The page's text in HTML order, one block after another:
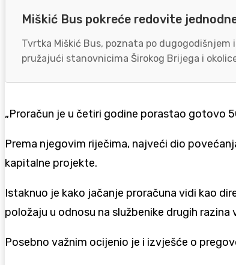
Miškić Bus pokreće redovite
Tvrtka Miškić Bus, poznata po
pružajući stanovnicima Širokog Brijega i
„Proračun je u četiri godine porastao gotovo
Prema njegovim riječima, najveći dio
kapitalne projekte.
Istaknuo je kako jačanje proračuna vidi kao
položaju u odnosu na službenike drugih razina
Posebno važnim ocijenio je i izvješće o